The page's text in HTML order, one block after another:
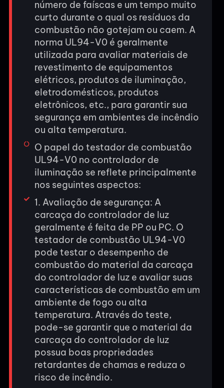
número de faíscas e um tempo muito
curto durante o qual os resíduos da
combustão não gotejam ou caem. A
norma UL94-V0 é geralmente
utilizada para avaliar materiais de
revestimento de equipamentos
elétricos, produtos de iluminação,
eletrodomésticos, produtos
eletrônicos, etc., para garantir sua
segurança em ambientes de incêndio
ou alta temperatura.
O papel do testador de combustão
UL94-V0 no controlador de
iluminação se reflete principalmente
nos seguintes aspectos:
1. Avaliação de segurança: A
carcaça do controlador de luz
geralmente é feita de PP ou PC. O
testador de combustão UL94-V0
pode testar o desempenho de
combustão do material da carcaça
do controlador de luz e avaliar suas
características de combustão em um
ambiente de fogo ou alta
temperatura. Através do teste,
pode-se garantir que o material da
carcaça do controlador de luz
possua boas propriedades
retardantes de chamas e reduza o
risco de incêndio.